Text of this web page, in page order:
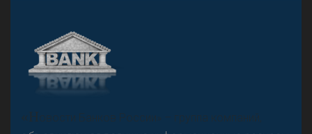
«Н
овости Банков России» – группа компаний,